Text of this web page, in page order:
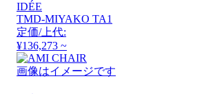
IDÉE
TMD-MIYAKO TA1
定価/上代:
¥136,273 ~
画像はイメージです